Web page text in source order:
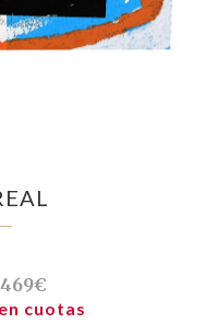
469€
cuotas